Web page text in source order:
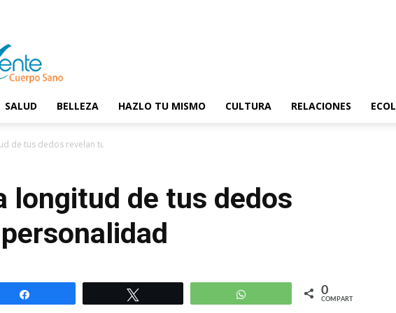
SALUD BELLEZA HAZLO TU MISMO CULTURA RELACIONES
de tus dedos revelan tu personalidad
longitud de tus dedos
0
COMPARTIR